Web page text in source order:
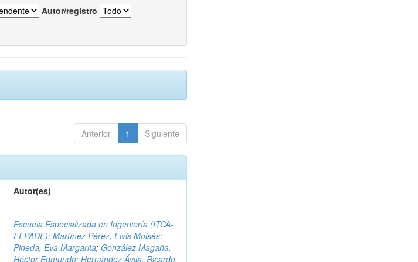
Autor/registro
Anterior 1 Siguiente
Autor(es)
Escuela Especializada en Ingeniería (ITCA-
FEPADE);Martínez Pérez, Elvis Moisés;
Pineda, Eva Margarita; González Magaña,
Héctor Edmundo;Hernández Ávila, Ricardo